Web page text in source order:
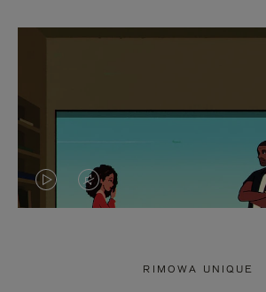
LA LE
RIMOWA UNIQUE